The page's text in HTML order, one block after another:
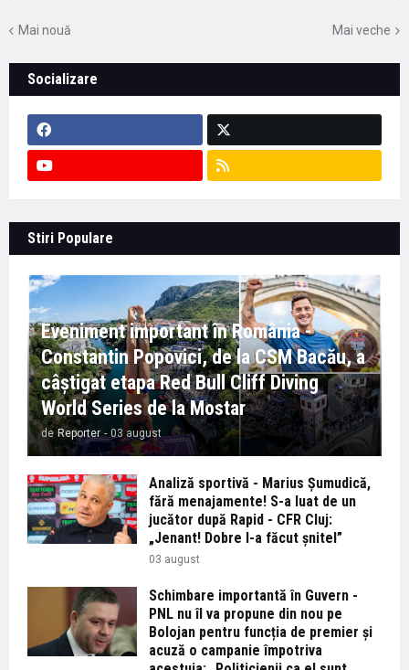
Mai nouă Mai veche
Socializare
Stiri Populare
Eveniment important în România -
Constantin Popovici, de la CSM Bacău, a
câștigat etapa Red Bull Cliff Diving
World Series de la Mostar
de Reporter - 03 august
Analiză sportivă - Marius Șumudică,
fără menajamente! S-a luat de un
jucător după Rapid - CFR Cluj:
„Jenant! Dobre l-a făcut șnitel”
03 august
Schimbare importantă în Guvern -
PNL nu îl va propune din nou pe
Bolojan pentru funcția de premier și
acuză o campanie împotriva